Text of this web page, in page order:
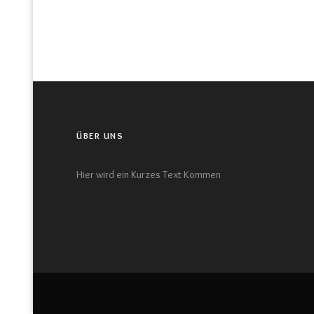
ÜBER UNS
Hier wird ein Kurzes Text Kommen